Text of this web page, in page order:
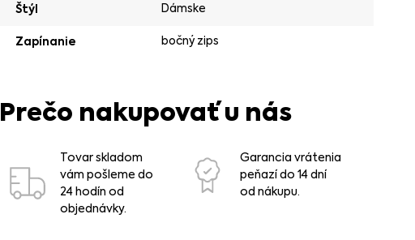
Štýl Dámske
Zapínanie bočný zips
Prečo nakupovať u nás
Tovar skladom
vám pošleme do
24 hodín od
objednávky.
Garancia vrátenia
peňazí do 14 dní
od nákupu.